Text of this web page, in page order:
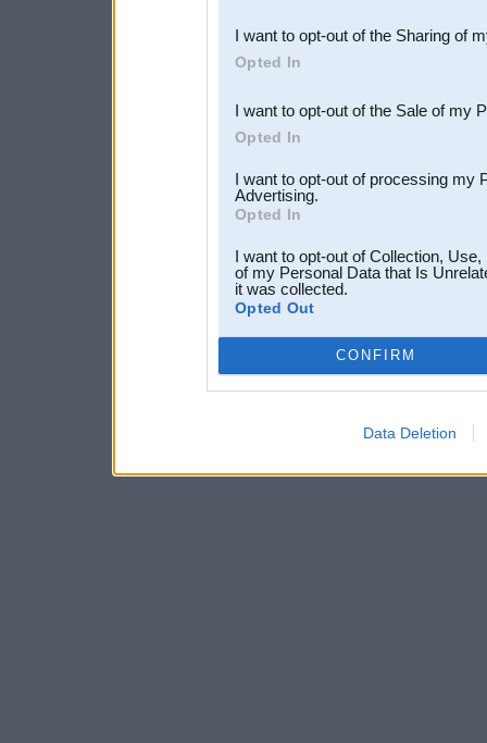
Downstream Participants
third parties.
I want to opt-out of the Sharing of
Opted In
I want to opt-out of the Sale of my
Opted In
I want to opt-out of processing my
Advertising.
Opted In
I want to opt-out of Collection,
of my Personal Data that Is
it was collected.
Opted Out
CONFIRM
Data Deletion